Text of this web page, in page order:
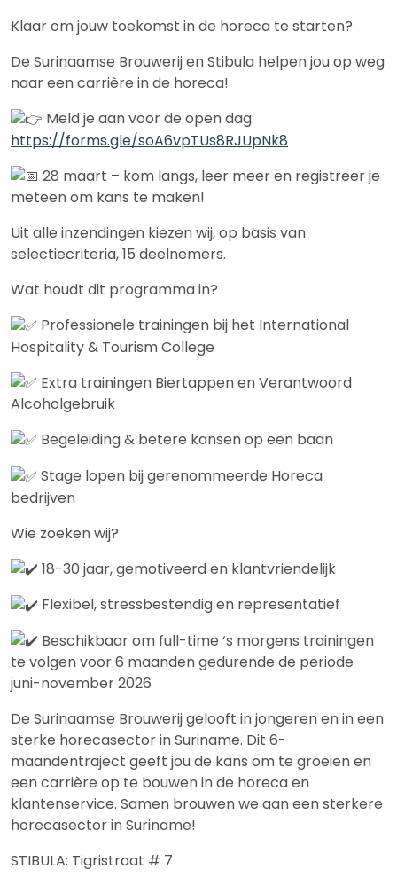
Klaar om jouw toekomst in de horeca te starten?
De Surinaamse Brouwerij en Stibula helpen jou op weg
naar een carrière in de horeca!
Meld je aan voor de open dag:
https://forms.gle/soA6vpTUs8RJUpNk8
28 maart – kom langs, leer meer en registreer je
meteen om kans te maken!
Uit alle inzendingen kiezen wij, op basis van
selectiecriteria, 15 deelnemers.
Wat houdt dit programma in?
Professionele trainingen bij het International
Hospitality & Tourism College
Extra trainingen Biertappen en Verantwoord
Alcoholgebruik
Begeleiding & betere kansen op een baan
Stage lopen bij gerenommeerde Horeca
bedrijven
Wie zoeken wij?
18-30 jaar, gemotiveerd en klantvriendelijk
Flexibel, stressbestendig en representatief
Beschikbaar om full-time ‘s morgens trainingen
te volgen voor 6 maanden gedurende de periode
juni-november 2026
De Surinaamse Brouwerij gelooft in jongeren en in een
sterke horecasector in Suriname. Dit 6-
maandentraject geeft jou de kans om te groeien en
een carrière op te bouwen in de horeca en
klantenservice. Samen brouwen we aan een sterkere
horecasector in Suriname!
STIBULA: Tigristraat # 7